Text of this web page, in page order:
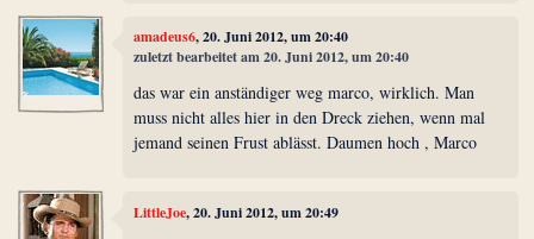
amadeus6, 20. Juni 2012, um 20:40
zuletzt bearbeitet am 20. Juni 2012, um 20:40
das war ein anständiger weg marco, wirklich. Man
muss nicht alles hier in den Dreck ziehen, wenn mal
jemand seinen Frust ablässt. Daumen hoch , Marco
LittleJoe, 20. Juni 2012, um 20:49